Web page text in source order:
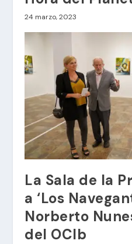
24 marzo, 2023
La Sala de la
a ‘Los
Norberto
del OCIb